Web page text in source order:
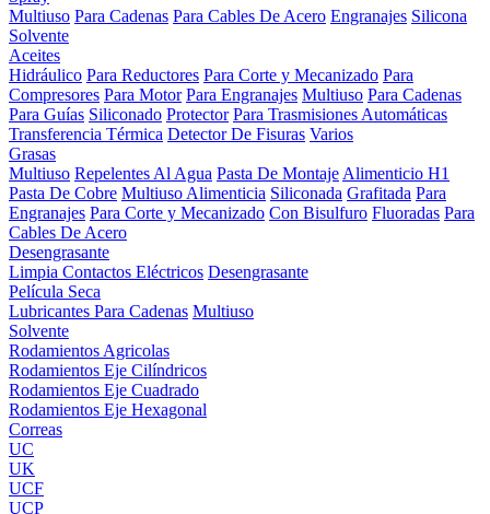
Multiuso Para Cadenas Para Cables De Acero Engranajes Silicona
Solvente
Aceites
Hidráulico Para Reductores Para Corte y Mecanizado Para
Compresores Para Motor Para Engranajes Multiuso Para Cadenas
Para Guías Siliconado Protector Para Trasmisiones Automáticas
Transferencia Térmica Detector De Fisuras Varios
Grasas
Multiuso Repelentes Al Agua Pasta De Montaje Alimenticio H1
Pasta De Cobre Multiuso Alimenticia Siliconada Grafitada Para
Engranajes Para Corte y Mecanizado Con Bisulfuro Fluoradas Para
Cables De Acero
Desengrasante
Limpia Contactos Eléctricos Desengrasante
Película Seca
Lubricantes Para Cadenas Multiuso
Solvente
Rodamientos Agricolas
Rodamientos Eje Cilíndricos
Rodamientos Eje Cuadrado
Rodamientos Eje Hexagonal
Correas
UC
UK
UCF
UCP